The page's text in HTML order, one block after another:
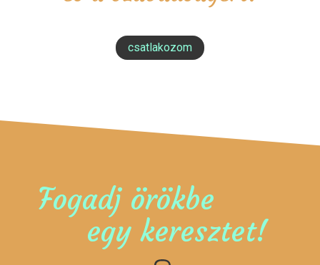
csatlakozom
Fogadj örökbe
egy keresztet!